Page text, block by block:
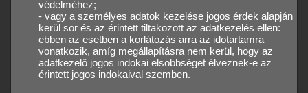
védelméhez;
- vagy a személyes adatok kezelése jogos érdek alapján
kerül sor és az érintett tiltakozott az adatkezelés ellen:
ebben az esetben a korlátozás arra az idotartamra
vonatkozik, amíg megállapításra nem kerül, hogy az
adatkezelő jogos indokai elsobbséget élveznek-e az
érintett jogos indokaival szemben.